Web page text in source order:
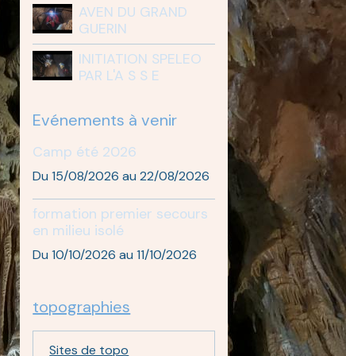
AVEN DU GRAND
GUERIN
INITIATION SPELEO
PAR L'A S S E
Evénements à venir
Camp été 2026
Du 15/08/2026 au 22/08/2026
formation premier secours
en milieu isolé
Du 10/10/2026 au 11/10/2026
topographies
Sites de topo